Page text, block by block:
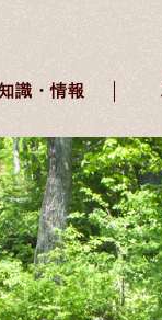
識・情報